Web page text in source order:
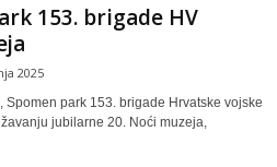
153. brigade HV
2025
park 153. brigade Hrvatske vojske
jubilarne 20. Noći muzeja,